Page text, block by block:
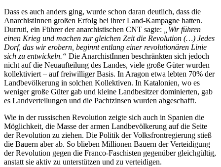
Dass es auch anders ging, wurde schon daran deutlich, dass die
AnarchistInnen großen Erfolg bei ihrer Land-Kampagne hatten.
Durruti, ein Führer der anarchistischen CNT sagte:
„Wir führen
einen Krieg und machen zur gleichen Zeit die Revolution (…) Jedes
Dorf, das wir erobern, beginnt entlang einer revolutionären Linie
sich zu entwickeln.“ Die AnarchistInnen beschränkten sich jedoch
nicht auf die Neuaufteilung des Landes, viele große Güter wurden
kollektiviert – auf freiwilliger Basis. In Aragon etwa lebten 70% der
Landbevölkerung in solchen Kollektiven. In Katalonien, wo es
weniger große Güter gab und kleine Landbesitzer dominierten, gab
es Landverteilungen und die Pachtzinsen wurden abgeschafft.
Wie in der russischen Revolution zeigte sich auch in Spanien die
Möglichkeit, die Masse der armen Landbevölkerung auf die Seite
der Revolution zu ziehen. Die Politik der Volksfrontregierung stieß
die Bauern aber ab. So blieben Millionen Bauern der Verteidigung
der Revolution gegen die Franco-Faschisten gegenüber gleichgültig,
anstatt sie aktiv zu unterstützen und zu verteidigen.